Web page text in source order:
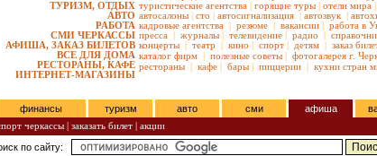
ТУРИЗМ, ОТДЫХ
АВТО
РАБОТА
СМИ ЧЕРКАССЫ
АФИША, ЗАКАЗ БИЛЕТОВ
ВСЕ ДЛЯ ДОМА
РЕСТОРАНЫ, КАФЕ
ИНТЕРНЕТ-МАГАЗИНЫ
туристические агентства | горящие туры | отели мира |
автосалоны | сто | автосигнализация | автозвук |
кадровые агентства | резюме | вакансии | работа в
пресса | журналы | телевидение | радио |
концерты | театр | кино | спорт | детям | заказ
каталог фирм | полезные советы | фотогалерея г.
рестораны | кафе | бары | пиццерии | кухни стран
финансы туризм авто сми афиша
черкассы | заказать билет | акции
по сайту: